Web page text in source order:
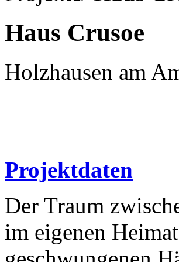
Haus Crusoe
Holzhausen am
Projektdaten
Der Traum
im eigenen